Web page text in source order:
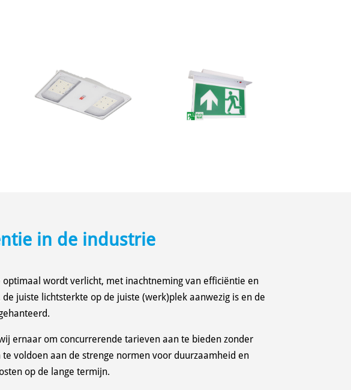
in de industrie
wordt verlicht, met inachtneming van efficiëntie en
juiste lichtsterkte op de juiste (werk)plek aanwezig is en de
ernaar om concurrerende tarieven aan te bieden zonder
voldoen aan de strenge normen voor duurzaamheid en
op de lange termijn.